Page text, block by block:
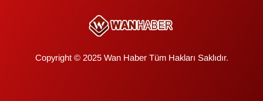
Copyright © 2025 Wan Haber Tüm Hakları Saklıdır.